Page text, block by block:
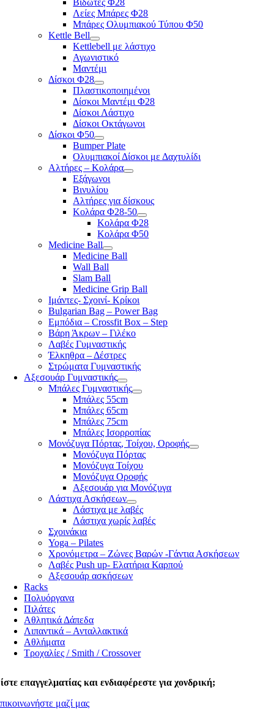
Βιδωτές Φ28
Λείες Μπάρες Φ28
Μπάρες Ολυμπιακού Τύπου Φ50
Kettle Bell
Kettlebell με λάστιχο
Αγωνιστικό
Μαντέμι
Δίσκοι Φ28
Πλαστικοποιημένοι
Δίσκοι Μαντέμι Φ28
Δίσκοι Λάστιχο
Δίσκοι Οκτάγωνοι
Δίσκοι Φ50
Bumper Plate
Ολυμπιακοί Δίσκοι με Δαχτυλίδι
Αλτήρες – Κολάρα
Εξάγωνοι
Βινυλίου
Αλτήρες για δίσκους
Κολάρα Φ28-50
Κολάρα Φ28
Κολάρα Φ50
Medicine Ball
Medicine Ball
Wall Ball
Slam Ball
Medicine Grip Ball
Ιμάντες- Σχοινί- Κρίκοι
Bulgarian Bag – Power Bag
Εμπόδια – Crossfit Box – Step
Βάρη Άκρων – Γιλέκο
Λαβές Γυμναστικής
Έλκηθρα – Δέστρες
Στρώματα Γυμναστικής
Αξεσουάρ Γυμναστικής
Μπάλες Γυμναστικής
Μπάλες 55cm
Μπάλες 65cm
Μπάλες 75cm
Μπάλες Ισορροπίας
Μονόζυγα Πόρτας, Τοίχου, Οροφής
Μονόζυγα Πόρτας
Μονόζυγα Τοίχου
Μονόζυγα Οροφής
Αξεσουάρ για Μονόζυγα
Λάστιχα Ασκήσεων
Λάστιχα με λαβές
Λάστιχα χωρίς λαβές
Σχοινάκια
Yoga – Pilates
Χρονόμετρα – Ζώνες Βαρών -Γάντια Ασκήσεων
Λαβές Push up- Ελατήρια Καρπού
Αξεσουάρ ασκήσεων
Racks
Πολυόργανα
Πιλάτες
Αθλητικά Δάπεδα
Λιπαντικά – Ανταλλακτικά
Αθλήματα
Τροχαλίες / Smith / Crossover
επαγγελματίας και ενδιαφέρεστε για χονδρική;
μαζί μας